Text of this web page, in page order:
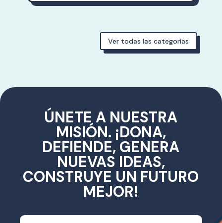
Ver todas las categorías
ÚNETE A NUESTRA
MISIÓN. ¡DONA,
DEFIENDE, GENERA
NUEVAS IDEAS,
CONSTRUYE UN FUTURO
MEJOR!